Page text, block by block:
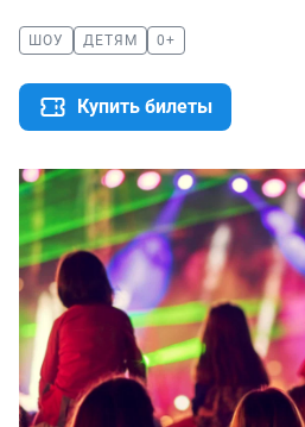
ШОУ ДЕТЯМ 0+
Купить билеты